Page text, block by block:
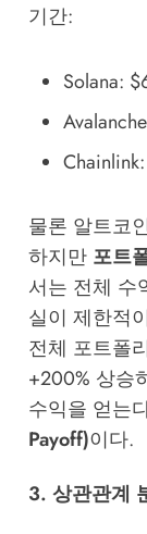
기간:
Solana:
물론 알트코
하지만 포트
서는 전체 수
실이 제한적
전체 포트폴
+200% 상승
수익을 얻는
Payoff)이다.
3. 상관관계